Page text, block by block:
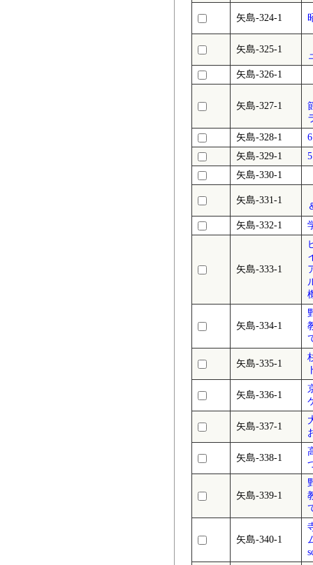
矢島-324-1
矢島-325-1
矢島-326-1
矢島-327-1
矢島-328-1
矢島-329-1
矢島-330-1
矢島-331-1
矢島-332-1
矢島-333-1
矢島-334-1
矢島-335-1
矢島-336-1
矢島-337-1
矢島-338-1
矢島-339-1
矢島-340-1